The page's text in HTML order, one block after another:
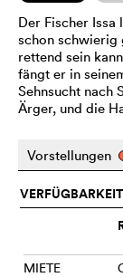
Der Fischer Issa
schon schwierig
rettend sein
fängt er in
Sehnsucht nach
Ärger, und die
Vorstellungen
MIETE